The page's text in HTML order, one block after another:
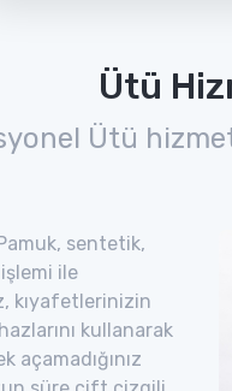
Ütü
Ütü
sentetik,
ile
kıyafetlerinizin
kullanarak